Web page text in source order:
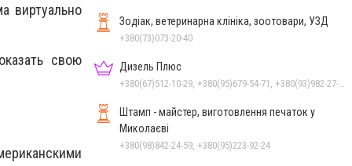
виртуально
свою
Зодіак, ветеринарна клініка, зоотовари, УЗД
+380(73)073-20-40
Дизель Плюс
Штамп - майстер, виготовлення печаток у
Миколаєві
+380(98)842-24-59, +380(95)223-92-24